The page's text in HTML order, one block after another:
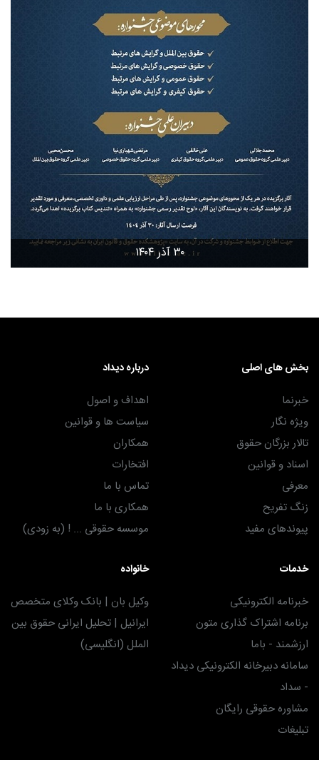
۳۰ آذر ۱۴۰۴
بخش های اصلی
خبرنما
ویژه نگار
تالار بزرگان حقوق
اسناد و قوانین
معرفی
زنگ تفریح
پیوندهای مفید
درباره دیداد
اهداف و اصول
سیاست ها و قوانین
همکاران
افتخارات
تماس با ما
همکاری با ما
موسسه حقوقی ... ! (به زودی)
خدمات
خبرنامه الکترونیکی
برنامه اشتراک گذاری متون
ارزشمند - باما
سامانه دبیرخانه الکترونیکی دیداد
- سداد
مشاوره حقوقی رایگان
تبلیغات
خانواده
وکیل بان | بانک وکلای متخصص
ایرانیل | تحلیل ایرانی حقوق بین
الملل (انگلیسی)